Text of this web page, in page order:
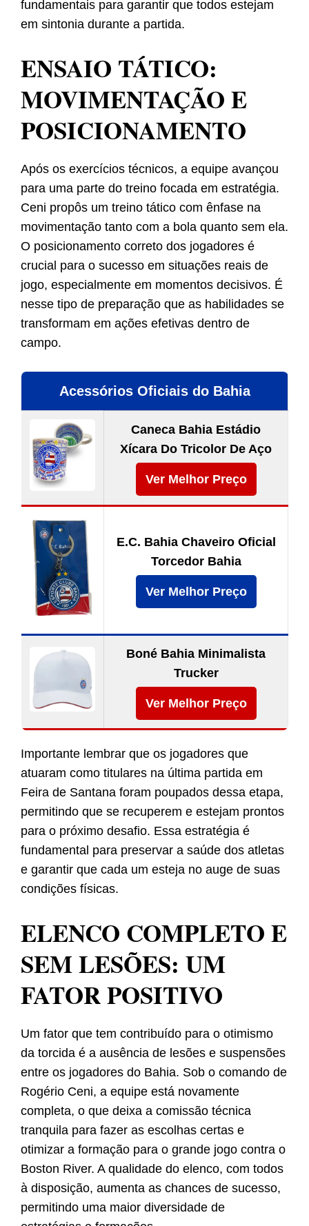
fundamentais para garantir que todos estejam
em sintonia durante a partida.
ENSAIO TÁTICO:
MOVIMENTAÇÃO E
POSICIONAMENTO
Após os exercícios técnicos, a equipe avançou
para uma parte do treino focada em estratégia.
Ceni propôs um treino tático com ênfase na
movimentação tanto com a bola quanto sem ela.
O posicionamento correto dos jogadores é
crucial para o sucesso em situações reais de
jogo, especialmente em momentos decisivos. É
nesse tipo de preparação que as habilidades se
transformam em ações efetivas dentro de
campo.
Acessórios Oficiais do Bahia
Caneca Bahia Estádio
Xícara Do Tricolor De Aço
Ver Melhor Preço
E.C. Bahia Chaveiro Oficial
Torcedor Bahia
Ver Melhor Preço
Boné Bahia Minimalista
Trucker
Ver Melhor Preço
Importante lembrar que os jogadores que
atuaram como titulares na última partida em
Feira de Santana foram poupados dessa etapa,
permitindo que se recuperem e estejam prontos
para o próximo desafio. Essa estratégia é
fundamental para preservar a saúde dos atletas
e garantir que cada um esteja no auge de suas
condições físicas.
ELENCO COMPLETO E
SEM LESÕES: UM
FATOR POSITIVO
Um fator que tem contribuído para o otimismo
da torcida é a ausência de lesões e suspensões
entre os jogadores do Bahia. Sob o comando de
Rogério Ceni, a equipe está novamente
completa, o que deixa a comissão técnica
tranquila para fazer as escolhas certas e
otimizar a formação para o grande jogo contra o
Boston River. A qualidade do elenco, com todos
à disposição, aumenta as chances de sucesso,
permitindo uma maior diversidade de